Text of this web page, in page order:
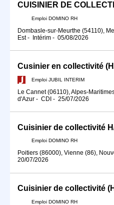
CUISINIER DE
Emploi DOMINO RH
Dombasle-sur-Meurthe (54110),
Est- Intérim - 05/08/2026
Cusinier en collectivité
Emploi JUBIL INTERIM
Le Cannet (06110), Alpes-
d'Azur - CDI - 25/07/2026
Cuisinier de collectivité
Emploi DOMINO RH
Poitiers (86000), Vienne (86),
20/07/2026
Cuisinier de collectivité
Emploi DOMINO RH